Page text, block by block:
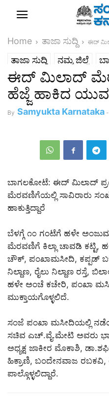
Home ತಾಜಾ ಸುದ್ದಿ ಈದ್
ತಾಜಾ ಸುದ್ದಿ ನಮ್ಮ ಜಿಲ್ಲೆ
ಈದ್ ಮಿಲಾದ್
ಹೆಜ್ಜೆ ಹಾಕಿದ
By Samyukta Karnataka -
ಬಾಗಲಕೋಟೆ: ಈದ್ ಮಿಲಾದ್
ಮೆರವಣಿಗೆಯಲ್ಲಿ ಸಾವಿರಾರು
ಹಾಕುತ್ತಿದ್ದಾರೆ
ಬೆಳಗ್ಗೆ ೧೦ ಗಂಟೆಗೆ ಹಳೇ
ಮೆರವಣಿಗೆ ಕಿಲ್ಲಾ ಚಾವಡಿ ಕಟ್ಟಿ,
ಚೌಕ್, ಪಂಖಾಮಸೀದಿ, ಕಪ್ಪಡ್
ನಿಲ್ದಾಣ, ರೈಲು ನಿಲ್ದಾಣ ರಸ್ತೆ,
ಹಳೇ ಅಂಚೆ ಕಚೇರಿ, ಪಂಖಾ
ಮುಕ್ತಾಯಗೊಳ್ಳಲಿದೆ.
ಸಂಜೆ ಪಂಖಾ ಮಸೀದಿಯಲ್ಲಿ
ಸಚಿವ ಎಚ್.ವೈ.ಮೇಟಿ ಅವರು
ಅಧ್ಯಕ್ಷ ಜಾಕೀರ ಮೊಕಾಶಿ,
ಹಿಕ್ರಾಣಿ, ಬಂದೇನವಾಜ
ಪಾಲ್ಗೊಳ್ಳಲಿದ್ದಾರೆ.